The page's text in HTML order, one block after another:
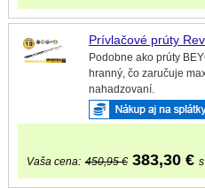
Prívlačové prúty
Podobne ako prúty
hranný, čo zaručuje
nahadzovaní.
Vaša cena: 450,95 € 383,30 €